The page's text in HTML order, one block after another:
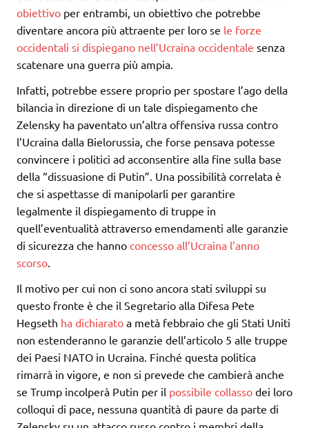
obiettivo per entrambi, un obiettivo che potrebbe
diventare ancora più attraente per loro se le forze
occidentali si dispiegano nell’Ucraina occidentale senza
scatenare una guerra più ampia.
Infatti, potrebbe essere proprio per spostare l’ago della
bilancia in direzione di un tale dispiegamento che
Zelensky ha paventato un’altra offensiva russa contro
l’Ucraina dalla Bielorussia, che forse pensava potesse
convincere i politici ad acconsentire alla fine sulla base
della “dissuasione di Putin”. Una possibilità correlata è
che si aspettasse di manipolarli per garantire
legalmente il dispiegamento di truppe in
quell’eventualità attraverso emendamenti alle garanzie
di sicurezza che hanno concesso all’Ucraina l’anno
scorso
Il motivo per cui non ci sono ancora stati sviluppi su
questo fronte è che il Segretario alla Difesa Pete
Hegseth ha dichiarato a metà febbraio che gli Stati Uniti
non estenderanno le garanzie dell’articolo 5 alle truppe
dei Paesi NATO in Ucraina. Finché questa politica
rimarrà in vigore, e non si prevede che cambierà anche
se Trump incolperà Putin per il possibile collasso dei loro
colloqui di pace, nessuna quantità di paure da parte di